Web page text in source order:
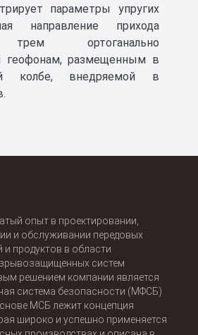
параметры упругих
направление прихода
трем ортоганально
геофонам, размещенным в
колбе, внедряемой в
опыт в проектировании,
и обслуживании передовых
и продуктов в области
систем
решением компании является
система безопасности (МФСБ)
МСБ лежит концепция
широко и успешно применяется